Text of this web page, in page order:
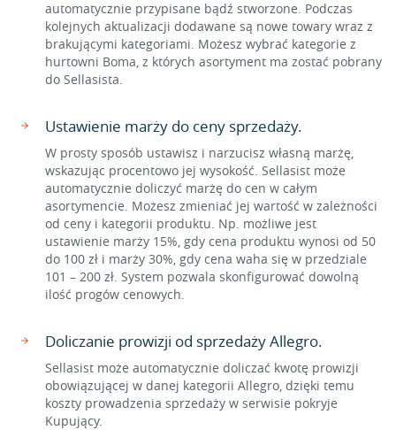
automatycznie przypisane bądź stworzone. Podczas
kolejnych aktualizacji dodawane są nowe towary wraz z
brakującymi kategoriami. Możesz wybrać kategorie z
hurtowni Boma, z których asortyment ma zostać pobrany
do Sellasista.
Ustawienie marży do ceny sprzedaży.
W prosty sposób ustawisz i narzucisz własną marżę,
wskazując procentowo jej wysokość. Sellasist może
automatycznie doliczyć marżę do cen w całym
asortymencie. Możesz zmieniać jej wartość w zależności
od ceny i kategorii produktu. Np. możliwe jest
ustawienie marży 15%, gdy cena produktu wynosi od 50
do 100 zł i marży 30%, gdy cena waha się w przedziale
101 – 200 zł. System pozwala skonfigurować dowolną
ilość progów cenowych.
Doliczanie prowizji od sprzedaży Allegro.
Sellasist może automatycznie doliczać kwotę prowizji
obowiązującej w danej kategorii Allegro, dzięki temu
koszty prowadzenia sprzedaży w serwisie pokryje
Kupujący.